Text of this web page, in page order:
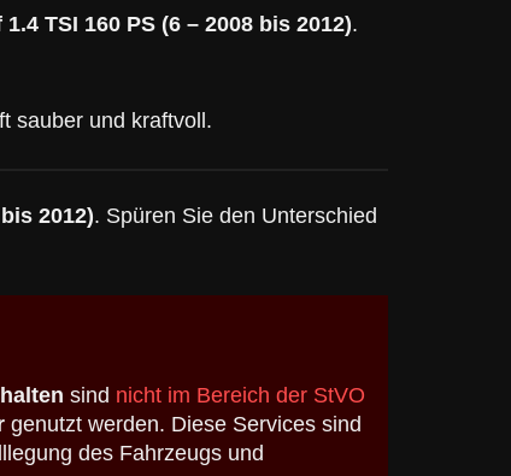
1.4 TSI 160 PS (6 – 2008 bis 2012).
sauber und kraftvoll.
2012). Spüren Sie den Unterschied
sind nicht im Bereich der StVO
genutzt werden. Diese Services sind
des Fahrzeugs und